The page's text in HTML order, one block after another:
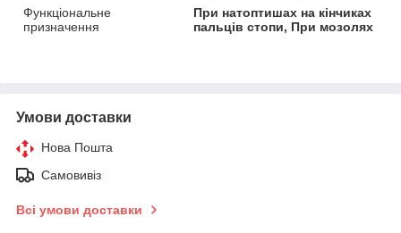
Функціональне
призначення
При натоптишах на кінчиках
пальців стопи, При мозолях
Умови доставки
Нова Пошта
Самовивіз
Всі умови доставки